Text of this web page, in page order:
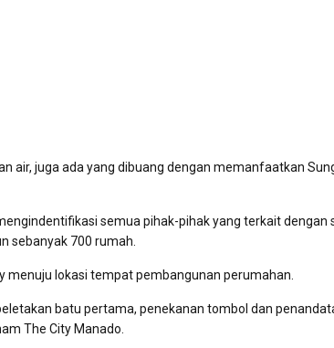
air, juga ada yang dibuang dengan memanfaatkan
semua pihak-pihak yang terkait dengan
sebanyak 700 rumah.
menuju lokasi tempat pembangunan perumahan.
batu pertama, penekanan tombol dan
The City Manado.